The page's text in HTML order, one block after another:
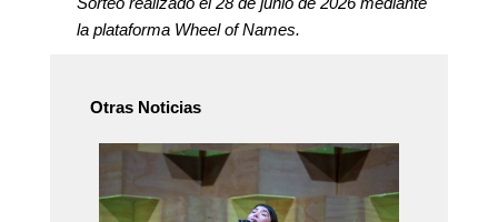
la plataforma Wheel of Names.
Otras Noticias